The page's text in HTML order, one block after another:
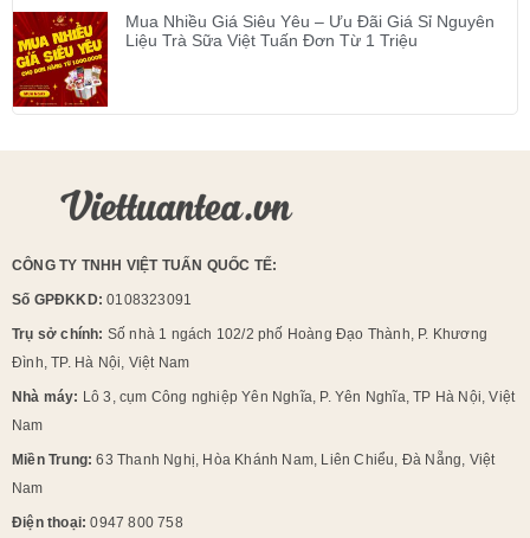
Mua Nhiều Giá Siêu Yêu – Ưu Đãi Giá Sỉ Nguyên
Liệu Trà Sữa Việt Tuấn Đơn Từ 1 Triệu
CÔNG TY TNHH VIỆT TUẤN QUỐC TẾ:
Số GPĐKKD: 0108323091
Trụ sở chính: Số nhà 1 ngách 102/2 phố Hoàng Đạo Thành, P. Khương
Đình, TP. Hà Nội, Việt Nam
Nhà máy: Lô 3, cụm Công nghiệp Yên Nghĩa, P. Yên Nghĩa, TP Hà Nội, Việt
Nam
Miền Trung:63 Thanh Nghị, Hòa Khánh Nam, Liên Chiểu, Đà Nẵng, Việt
Nam
Điện thoại:0947 800 758